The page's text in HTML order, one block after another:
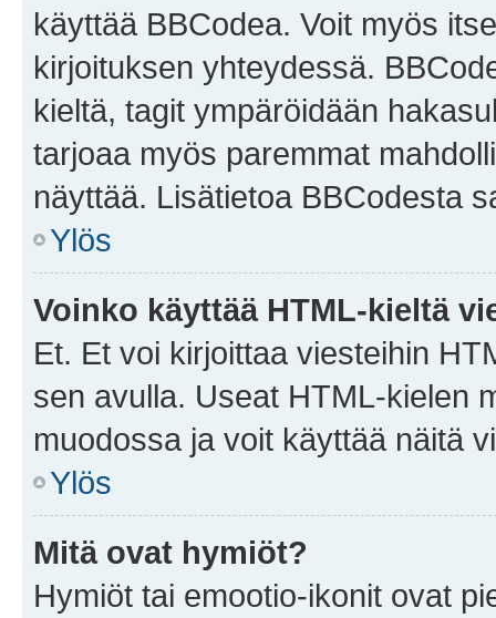
käyttää BBCodea. Voit myös
kirjoituksen yhteydessä.
kieltä, tagit ympäröidään
tarjoaa myös paremmat
näyttää. Lisätietoa BBCodesta
Ylös
Voinko käyttää HTML-kieltä
Et. Et voi kirjoittaa viesteihin
sen avulla. Useat HTML-kielen
muodossa ja voit käyttää näitä
Ylös
Mitä ovat hymiöt?
Hymiöt tai emootio-ikonit ovat